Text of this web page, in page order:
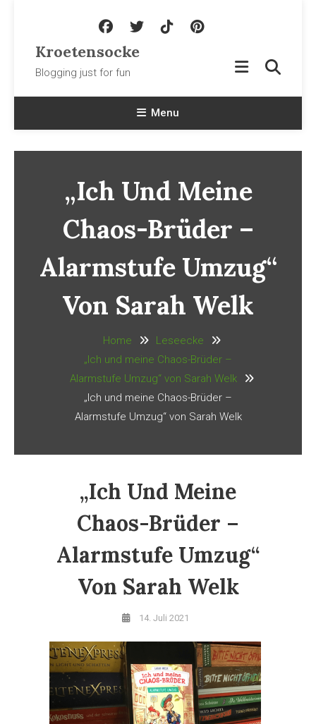
Kroetensocke
Blogging just for fun
Menu
„Ich Und Meine
Chaos-Brüder –
Alarmstufe Umzug“
Von Sarah Welk
Home
Leseecke
„Ich und meine Chaos-Brüder –
Alarmstufe Umzug“ von Sarah Welk
„Ich und meine Chaos-Brüder –
Alarmstufe Umzug“ von Sarah Welk
„Ich Und Meine
Chaos-Brüder –
Alarmstufe Umzug“
Von Sarah Welk
14. Juli 2021